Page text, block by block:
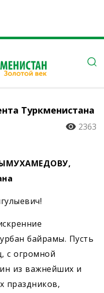
Туркменистана
2363
байрамы. Пусть
с огромной
из важнейших и
праздников,